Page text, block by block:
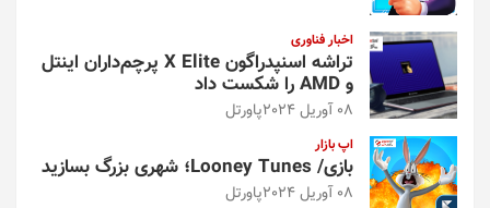
اخبار فناوری
تراشه اسنپدراگون X Elite پرچم‌داران اینتل
و AMD را شکست داد
08 آوریل 2024 پاورتل
اپ بازار
بازی/ Looney Tunes؛ شهری بزرگ بسازید
08 آوریل 2024 پاورتل